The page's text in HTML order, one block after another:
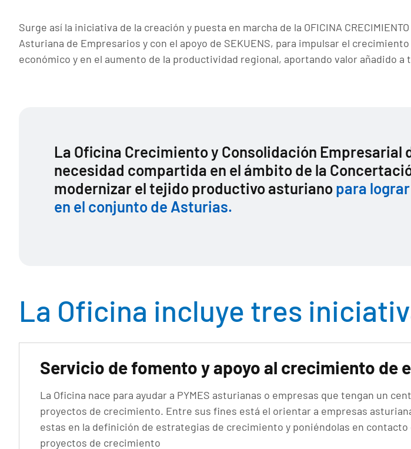
Surge así la iniciativa de la creación y puesta en marcha de la OFICINA
Asturiana de Empresarios y con el apoyo de SEKUENS, para impulsar el
económico y en el aumento de la productividad regional, aportando valor añadido
La Oficina Crecimiento y Consolidación
necesidad compartida en el ámbito de la
modernizar el tejido productivo asturianopara
en el conjunto de Asturias.
La Oficina incluye tres
Servicio de fomento y apoyo al crecimiento de
La Oficina nace para ayudar a PYMES asturianas o empresas que tengan un
proyectos de crecimiento. Entre sus fines está el orientar a empresas
estas en la definición de estrategias de crecimiento y poniéndolas en
proyectos de crecimiento